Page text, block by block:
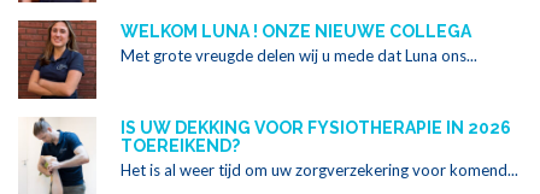
WELKOM LUNA ! ONZE NIEUWE COLLEGA
Met grote vreugde delen wij u mede dat Luna ons...
IS UW DEKKING VOOR FYSIOTHERAPIE IN 2026
TOEREIKEND?
Het is al weer tijd om uw zorgverzekering voor komend...